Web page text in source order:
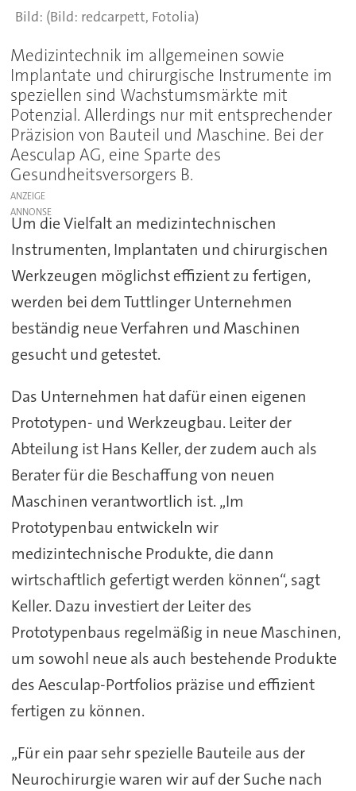
(Bild: redcarpett, Fotolia)
Medizintechnik im allgemeinen sowie
Implantate und chirurgische Instrumente im
speziellen sind Wachstumsmärkte mit
Potenzial. Allerdings nur mit entsprechender
Präzision von Bauteil und Maschine. Bei der
Aesculap AG, eine Sparte des
Gesundheitsversorgers B.
ANZEIGE
Um die Vielfalt an medizintechnischen
Instrumenten, Implantaten und chirurgischen
Werkzeugen möglichst effizient zu fertigen,
werden bei dem Tuttlinger Unternehmen
beständig neue Verfahren und Maschinen
gesucht und getestet.
Das Unternehmen hat dafür einen eigenen
Prototypen- und Werkzeugbau. Leiter der
Abteilung ist Hans Keller, der zudem auch als
Berater für die Beschaffung von neuen
Maschinen verantwortlich ist. „Im
Prototypenbau entwickeln wir
medizintechnische Produkte, die dann
wirtschaftlich gefertigt werden können“, sagt
Keller. Dazu investiert der Leiter des
Prototypenbaus regelmäßig in neue Maschinen,
um sowohl neue als auch bestehende Produkte
des Aesculap-Portfolios präzise und effizient
fertigen zu können.
„Für ein paar sehr spezielle Bauteile aus der
Neurochirurgie waren wir auf der Suche nach